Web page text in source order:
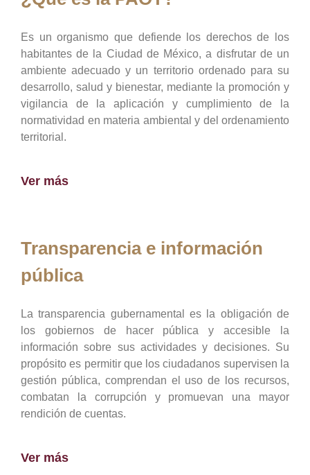
Es un organismo que defiende los derechos de los
habitantes de la Ciudad de México, a disfrutar de un
ambiente adecuado y un territorio ordenado para su
desarrollo, salud y bienestar, mediante la promoción y
vigilancia de la aplicación y cumplimiento de la
normatividad en materia ambiental y del ordenamiento
territorial.
Ver más
Transparencia e información
pública
La transparencia gubernamental es la obligación de
los gobiernos de hacer pública y accesible la
información sobre sus actividades y decisiones. Su
propósito es permitir que los ciudadanos supervisen la
gestión pública, comprendan el uso de los recursos,
combatan la corrupción y promuevan una mayor
rendición de cuentas.
Ver más